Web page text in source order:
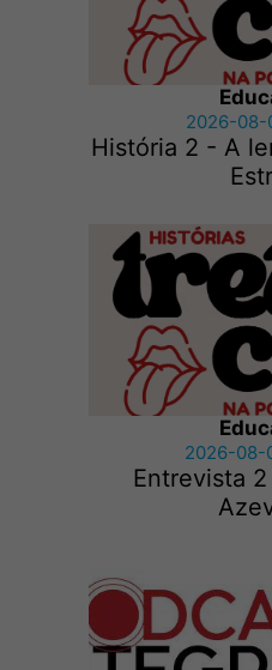
2026-08-
História 2 - A
2026-08-
Entrevista